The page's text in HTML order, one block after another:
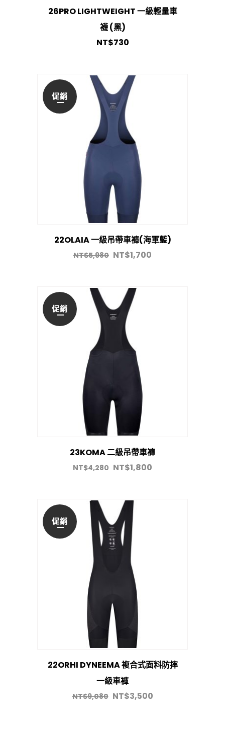
26PRO LIGHTWEIGHT 一級輕量車
襪 (黑)
NT$730
促銷
22OLAIA 一級吊帶車褲(海軍藍)
NT$5,980 NT$1,700
促銷
23KOMA 二級吊帶車褲
NT$4,280 NT$1,800
促銷
22ORHI DYNEEMA 複合式面料防摔
一級車褲
NT$9,080 NT$3,500